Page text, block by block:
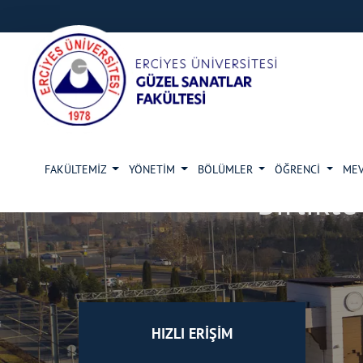
FAKÜLTEMİZ YÖNETİM BÖLÜMLER ÖĞRENCİ
HIZLI ERİŞİM